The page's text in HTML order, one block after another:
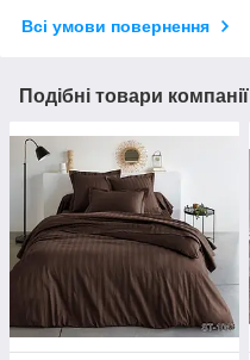
Всі умови повернення
Подібні товари компанії